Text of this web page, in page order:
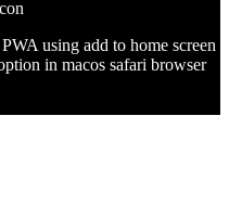
using add to home screen
in macos safari browser